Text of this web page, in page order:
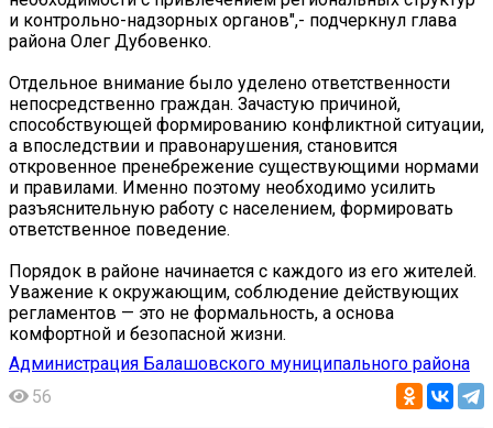
и контрольно-надзорных органов",- подчеркнул глава
района Олег Дубовенко.
Отдельное внимание было уделено ответственности
непосредственно граждан. Зачастую причиной,
способствующей формированию конфликтной ситуации,
а впоследствии и правонарушения, становится
откровенное пренебрежение существующими нормами
и правилами. Именно поэтому необходимо усилить
разъяснительную работу с населением, формировать
ответственное поведение.
Порядок в районе начинается с каждого из его жителей.
Уважение к окружающим, соблюдение действующих
регламентов — это не формальность, а основа
комфортной и безопасной жизни.
Администрация Балашовского муниципального района
56